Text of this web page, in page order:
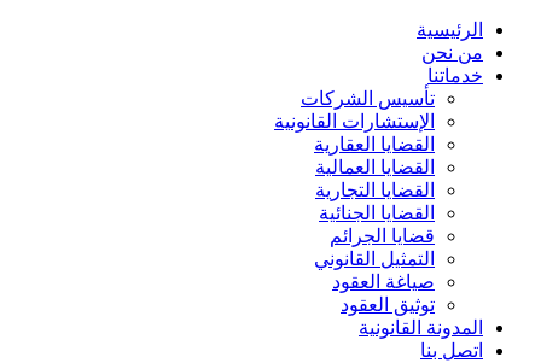
الرئيسية
من نحن
خدماتنا
تأسيس الشركات
الإستشارات القانونية
القضايا العقارية
القضايا العمالية
القضايا التجارية
القضايا الجنائية
قضايا الجرائم
التمثيل القانوني
صياغة العقود
توثيق العقود
المدونة القانونية
اتصل بنا